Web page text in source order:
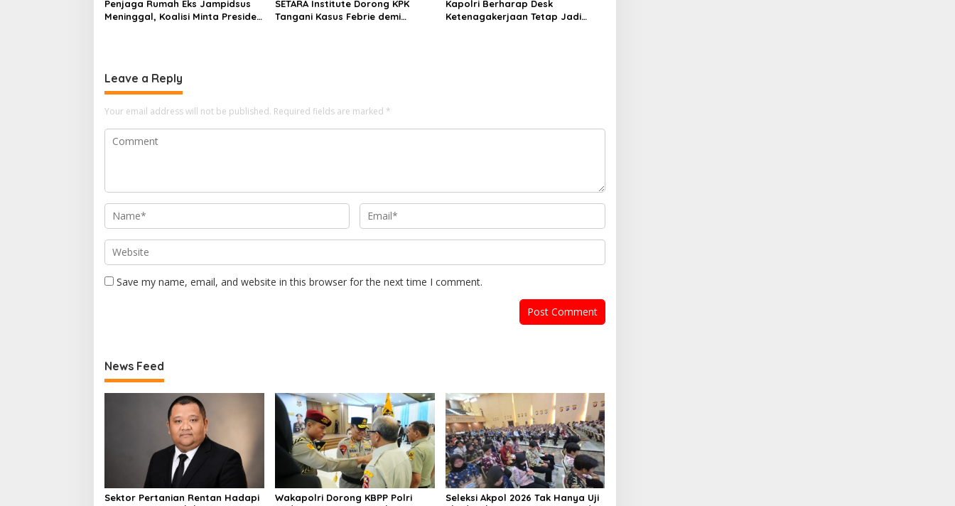
Penjaga Rumah Eks Jampidsus
Meninggal, Koalisi Minta Presiden
SETARA Institute Dorong KPK
Tangani Kasus Febrie demi
Kapolri Berharap Desk
Ketenagakerjaan Tetap Jadi
Leave a Reply
Your email address will not be published. Required fields are marked *
Save my name, email, and website in this browser for the next time I comment.
News Feed
Sektor Pertanian Rentan Hadapi
Wakapolri Dorong KBPP Polri
Seleksi Akpol 2026 Tak Hanya Uji